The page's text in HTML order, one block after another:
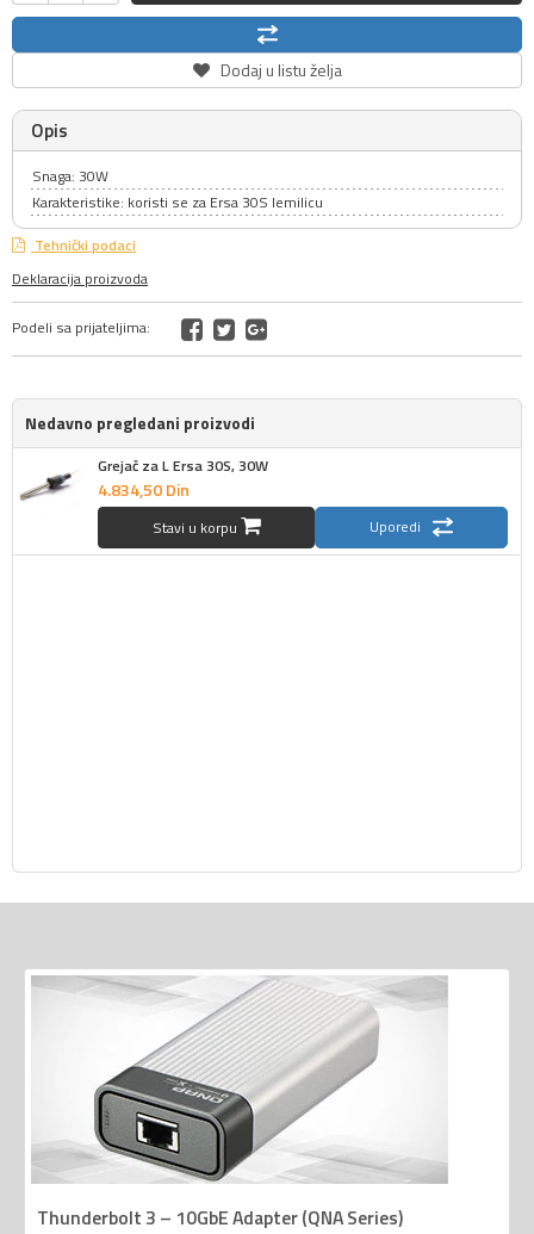
Dodaj u listu želja
Opis
Snaga: 30W
Karakteristike: koristi se za Ersa 30S lemilicu
Tehnički podaci
Deklaracija proizvoda
Podeli sa prijateljima:
Nedavno pregledani proizvodi
Grejač za L Ersa 30S, 30W
4.834,50Din
Stavi u korpu Uporedi
Thunderbolt 3 – 10GbE Adapter (QNA Series)